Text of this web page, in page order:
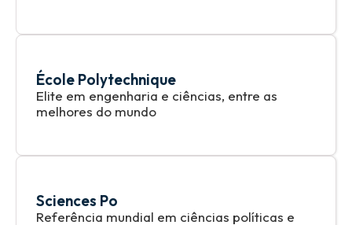
École Polytechnique
Elite em engenharia e ciências, entre as
melhores do mundo
Sciences Po
Referência mundial em ciências políticas e